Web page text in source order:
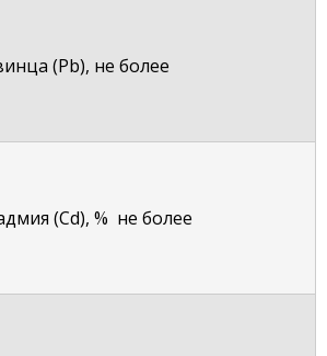
(Pb), не более
(Cd), % не более